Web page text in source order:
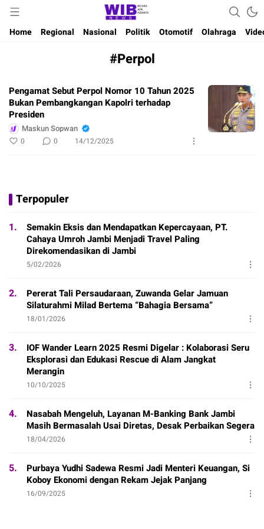
Wibnews
Waktu Indonesia Bicara
Home
Regional Nasional Politik Otomotif Olahraga
#Perpol
Pengamat Sebut Perpol Nomor 10 Tahun 2025
Bukan Pembangkangan Kapolri terhadap
Presiden
Maskun Sopwan
0 0 14/12/2025
Terpopuler
1.
Semakin Eksis dan Mendapatkan Kepercayaan, PT.
Cahaya Umroh Jambi Menjadi Travel Paling
Direkomendasikan di Jambi
5/02/2026
2.
Pererat Tali Persaudaraan, Zuwanda Gelar Jamuan
Silaturahmi Milad Bertema “Bahagia Bersama”
18/01/2026
3.
IOF Wander Learn 2025 Resmi Digelar : Kolaborasi Seru
Eksplorasi dan Edukasi Rescue di Alam Jangkat
Merangin
10/10/2025
4.
Nasabah Mengeluh, Layanan M-Banking Bank Jambi
Masih Bermasalah Usai Diretas, Desak Perbaikan Segera
18/04/2026
5.
Purbaya Yudhi Sadewa Resmi Jadi Menteri Keuangan, Si
Koboy Ekonomi dengan Rekam Jejak Panjang
16/09/2025